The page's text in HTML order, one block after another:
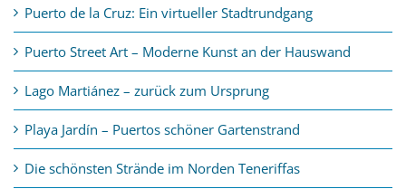
Puerto de la Cruz: Ein virtueller Stadtrundgang
Puerto Street Art – Moderne Kunst an der Hauswand
Lago Martiánez – zurück zum Ursprung
Playa Jardín – Puertos schöner Gartenstrand
Die schönsten Strände im Norden Teneriffas